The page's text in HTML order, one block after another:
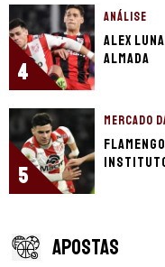
4
ANÁLISE
Alex
Almada
5
MERCADO
APOSTAS